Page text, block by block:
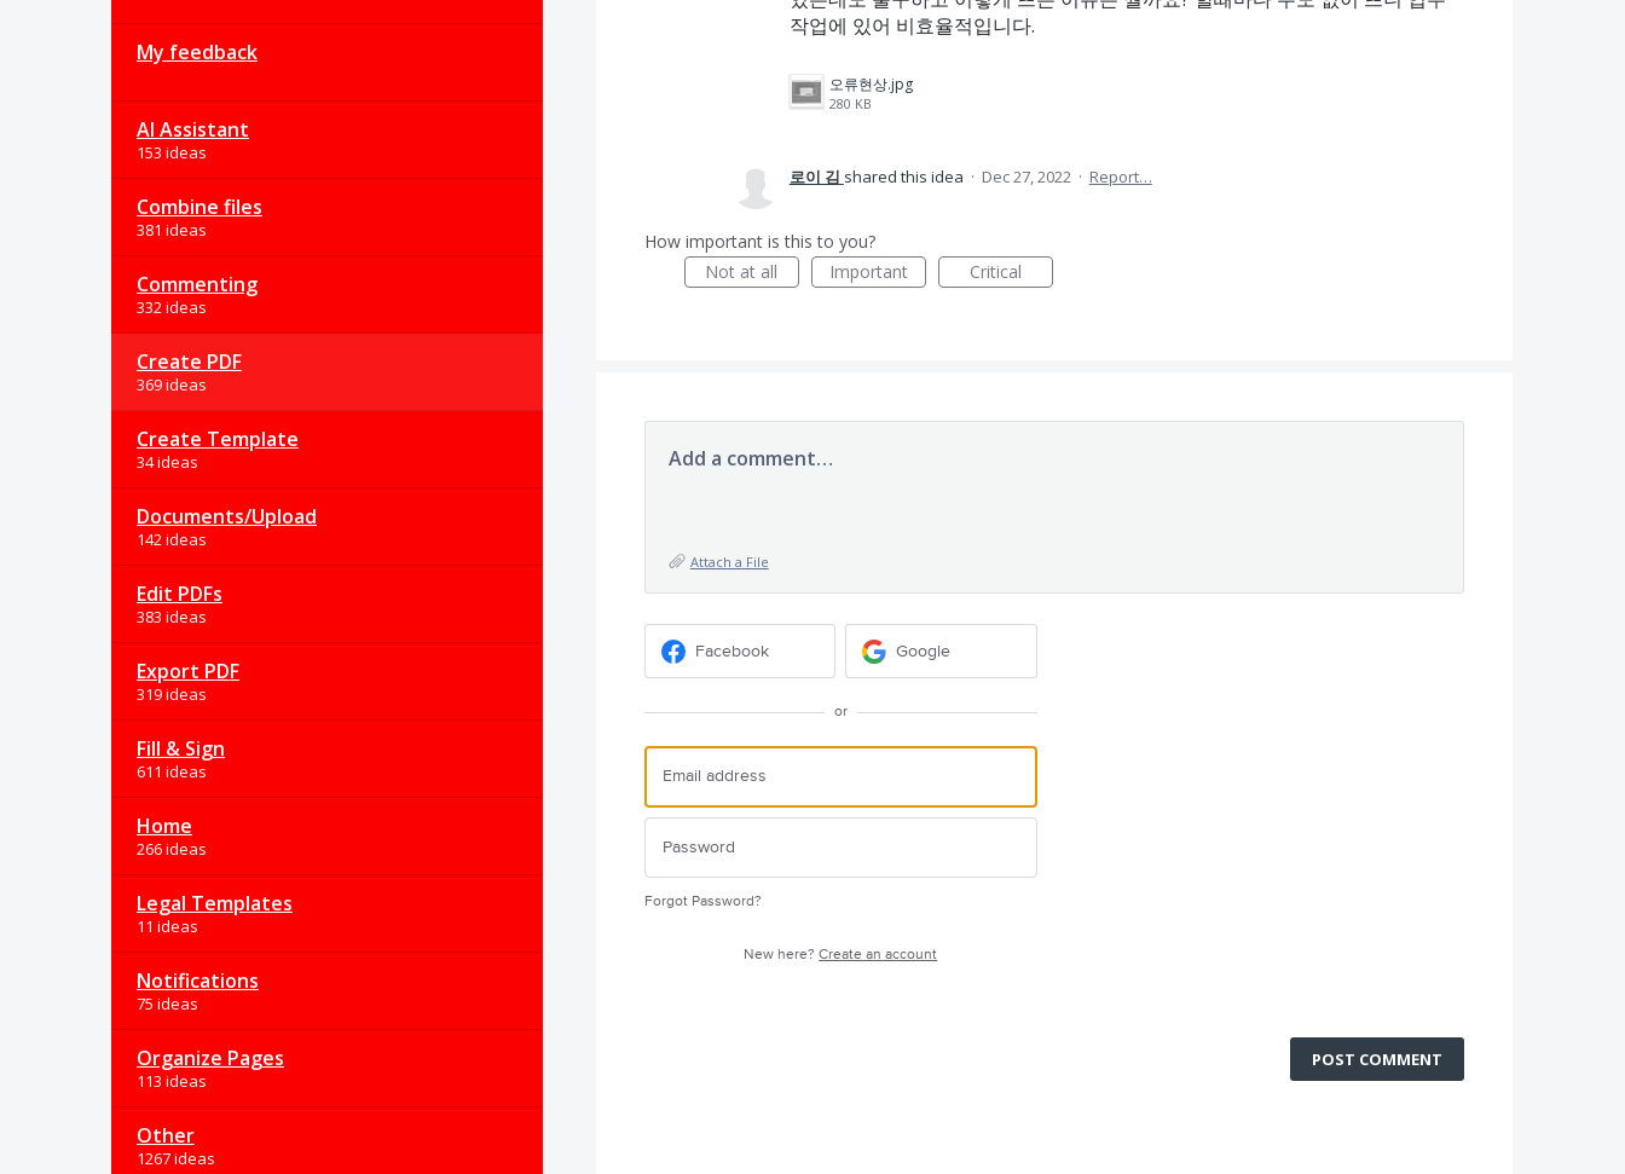
My feedback
AI Assistant
153 ideas
Combine files
381 ideas
Commenting
332 ideas
Create PDF
369 ideas
Create Template
34 ideas
Documents/Upload
142 ideas
Edit PDFs
383 ideas
Export PDF
319 ideas
Fill & Sign
611 ideas
Home
266 ideas
Legal Templates
11 ideas
Notifications
75 ideas
Organize Pages
113 ideas
Other
1267 ideas
작업에 있어 비효율적입니다.
오류현상.jpg
280 KB
로이 김 shared this idea · Dec 27, 2022 · Report…
How important is this to you?
Not at all
Important Critical
Add a comment…
Attach a File
Facebook Google
or
Forgot Password?
New here?Create an account
POST COMMENT